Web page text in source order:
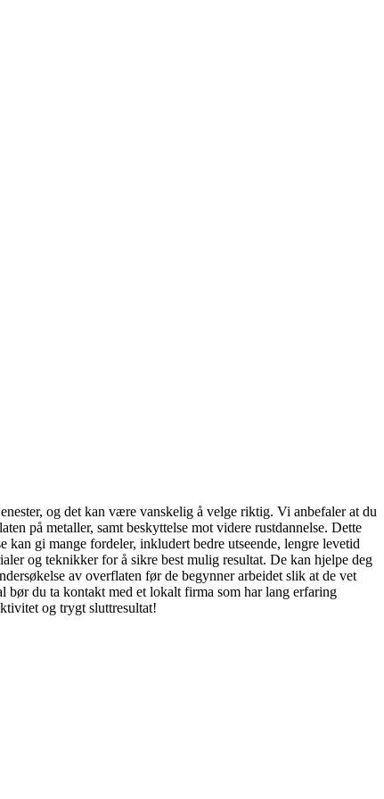
og det kan være vanskelig å velge riktig. Vi anbefaler at du
på metaller, samt beskyttelse mot videre rustdannelse. Dette
kan gi mange fordeler, inkludert bedre utseende, lengre levetid
og teknikker for å sikre best mulig resultat. De kan hjelpe deg
av overflaten før de begynner arbeidet slik at de vet
bør du ta kontakt med et lokalt firma som har lang erfaring
og trygt sluttresultat!